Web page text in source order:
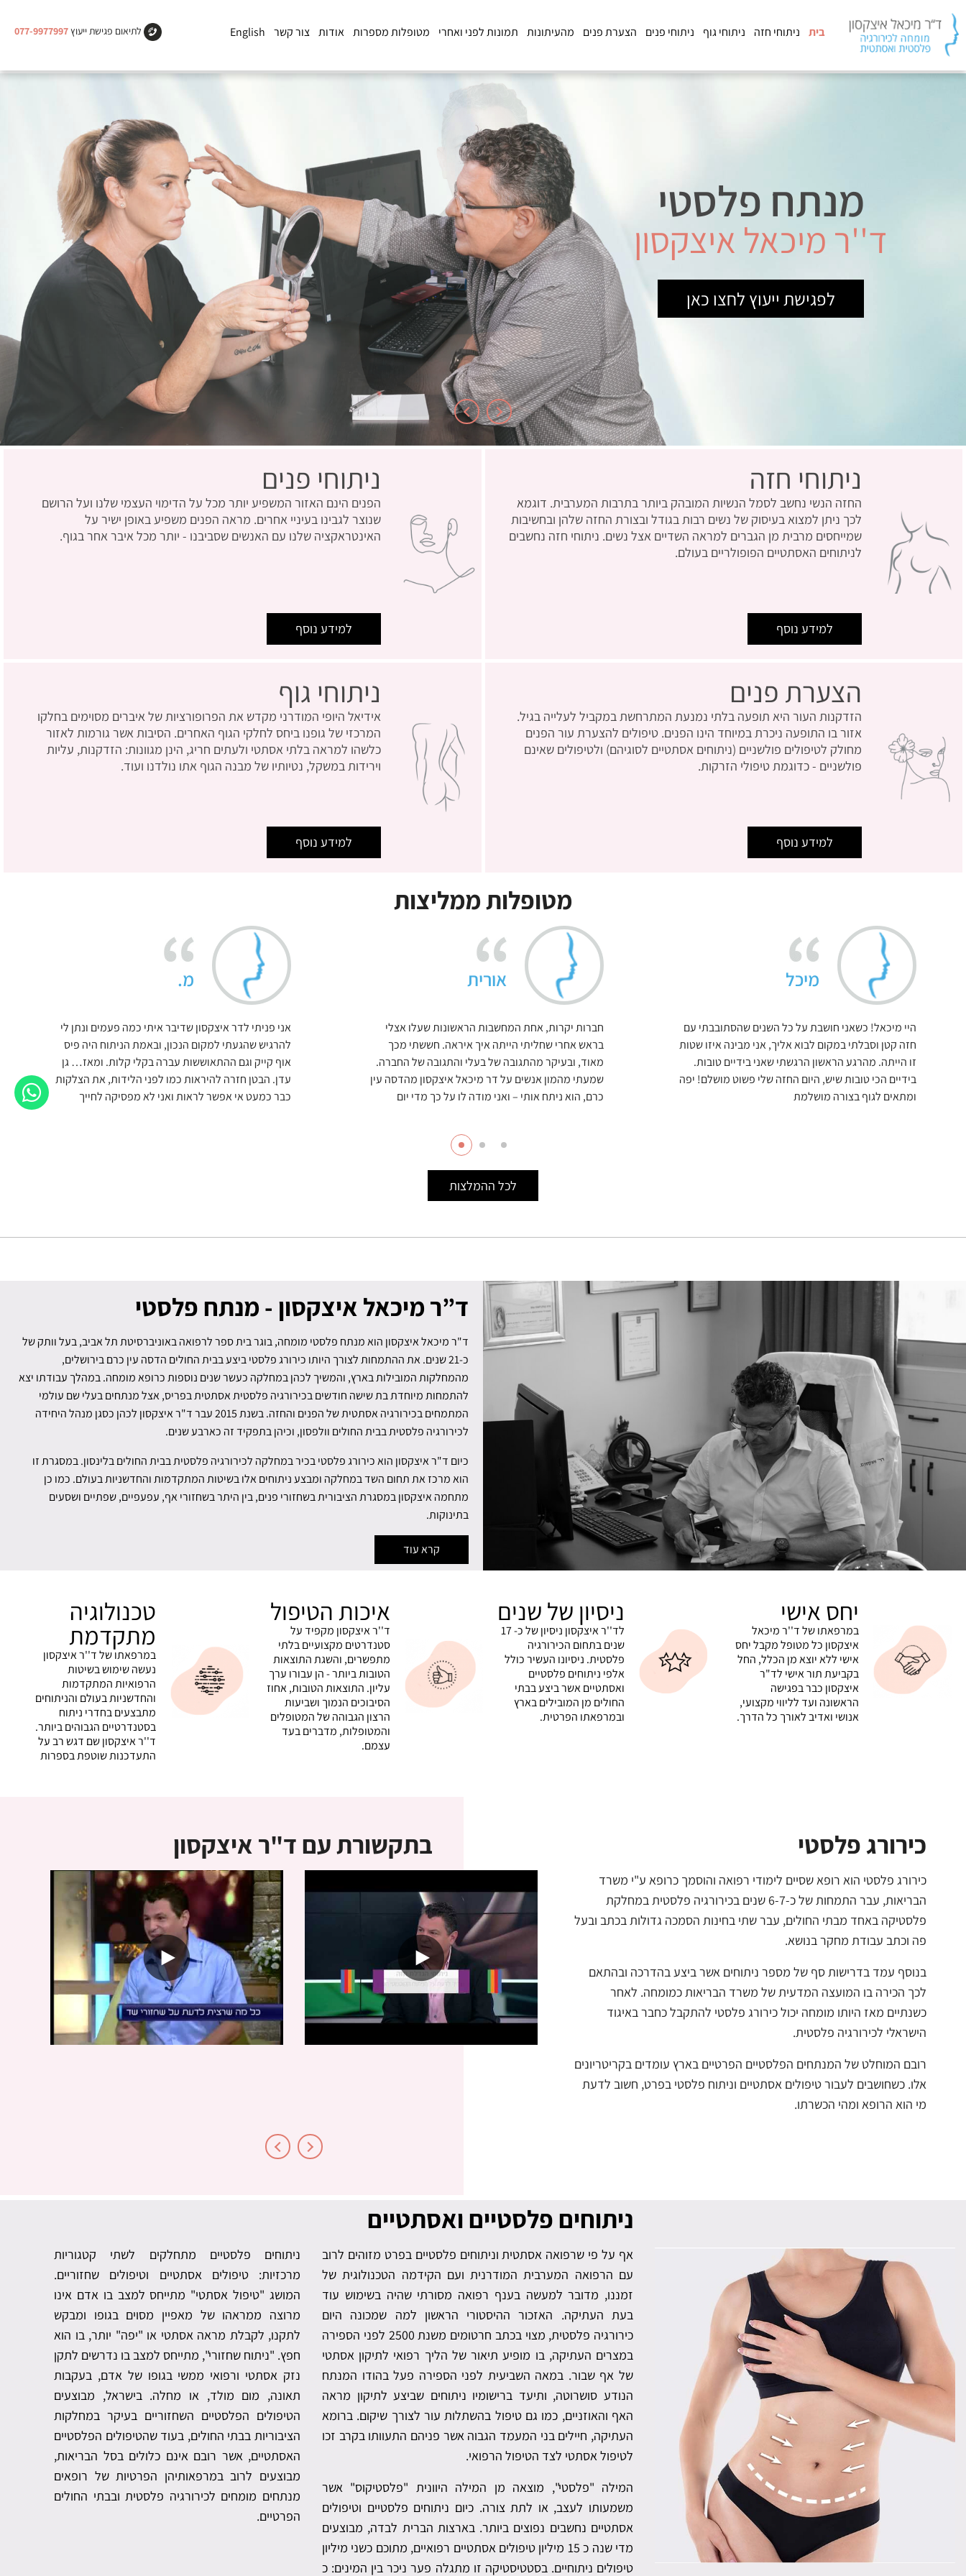
בית ניתוחי חזה ניתוחי גוף ניתוחי פנים הצערת פנים מהעיתונות תמונות לפני ואחרי מטופלות מספרות אודות צור קשר English לתיאום פגישת ייעוץ077-9977997
מנתח פלסטי
ד''ר מיכאל איצקסון
לפגישת ייעוץ לחצו כאן
ניתוחי חזה
החזה הנשי נחשב לסמל הנשיות המובהק ביותר בתרבות המערבית. דוגמא
לכך ניתן למצוא בעיסוק של נשים רבות בגודל ובצורת החזה שלהן ובחשיבות
שמייחסים מרבית מן הגברים למראה השדיים אצל נשים. ניתוחי חזה נחשבים
לניתוחים האסתטיים הפופולריים בעולם.
למידע נוסף
ניתוחי פנים
הפנים הינם האזור המשפיע יותר מכל על הדימוי העצמי שלנו ועל הרושם
שנוצר לגבינו בעיניי אחרים. מראה הפנים משפיע באופן ישיר על
האינטראקציה שלנו עם האנשים שסביבנו - יותר מכל איבר אחר בגוף.
למידע נוסף
הצערת פנים
הזדקנות העור היא תופעה בלתי נמנעת המתרחשת במקביל לעלייה בגיל.
אזור בו התופעה ניכרת במיוחד הינו הפנים. טיפולים להצערת עור הפנים
מחולק לטיפולים פולשניים (ניתוחים אסתטיים לסוגיהם) ולטיפולים שאינם
פולשניים - כדוגמת טיפולי הזרקות.
למידע נוסף
ניתוחי גוף
אידיאל היופי המודרני מקדש את הפרופורציות של איברים מסוימים בחלקו
המרכזי של גופנו ביחס לחלקי הגוף האחרים. הסיבות אשר גורמות לאזור
כלשהו למראה בלתי אסתטי ולעתים חריג, הינן מגוונות: הזדקנות, עליות
וירידות במשקל, נטיותיו של מבנה הגוף אתו נולדנו ועוד.
למידע נוסף
מטופלות ממליצות
מ.
אני פניתי לדר איצקסון שדיבר איתי כמה פעמים ונתן לי
להרגיש שהגעתי למקום הנכון, ובאמת הניתוח היה פיס
אוף קייק וגם ההתאוששות עברה בקלי קלות. ומאז… גן
עדן. הבטן חזרה להיראות כמו לפני הלידות, את הצלקות
כבר כמעט אי אפשר לראות ואני לא מפסיקה לחייך
אורית
חברות יקרות, אחת המחשבות הראשונות שעלו אצלי
בראש אחרי שחליתי הייתה איך איראה. חששתי מכך
מאוד, ובעיקר מהתגובה של בעלי והתגובה של החברה.
שמעתי מהמון אנשים על דר מיכאל איצקסון מהדסה עין
כרם, הוא ניתח אותי – ואני מודה לו על כך מדי יום
מיכל
היי מיכאל! כשאני חושבת על כל השנים שהסתובבתי עם
חזה קטן וסבלתי במקום לבוא אליך, אני מבינה איזו שטות
זו הייתה. מהרגע הראשון הרגשתי שאני בידיים טובות.
בידיים הכי טובות שיש, היום החזה שלי פשוט מושלם! יפה
ומתאים לגוף בצורה מושלמת
לכל ההמלצות
ד”ר מיכאל איצקסון - מנתח פלסטי
ד"ר מיכאל איצקסון הוא מנתח פלסטי מומחה, בוגר בית ספר לרפואה באוניברסיטת תל אביב, בעל וותק של
כ-21 שנים. את ההתמחות לצורך היותו כירורג פלסטי ביצע בבית החולים הדסה עין כרם בירושלים,
מהמחלקות המובילות בארץ, והמשיך לכהן במחלקה כעשר שנים נוספות כרופא מומחה. במהלך עבודתו יצא
להתמחות מיוחדת בת שישה חודשים בכירורגיה פלסטית אסתטית בפריס, אצל מנתחים בעלי שם עולמי
המתמחים בכירורגיה אסתטית של הפנים והחזה. בשנת 2015 עבר ד"ר איצקסון לכהן כסגן מנהל היחידה
לכירורגיה פלסטית בבית החולים וולפסון, וכיהן בתפקיד זה כארבע שנים.
כיום ד"ר איצקסון הוא כירורג פלסטי בכיר במחלקה לכירורגיה פלסטית בבית החולים בלינסון. במסגרת זו
הוא מרכז את תחום השד במחלקה ומבצע ניתוחים אלו בשיטות המתקדמות והחדשניות בעולם. כמו כן
מתחמה איצקסון במסגרת הציבורית בשחזורי פנים, בין היתר בשחזורי אף, עפעפיים, שפתיים ושסעים
בתינוקות.
קרא עוד
יחס אישי
במרפאתו של ד''ר מיכאל
איצקסון כל מטופל מקבל יחס
אישי ללא יוצא מן הכלל, החל
בקביעת תור אישי לד"ר
איצקסון כבר בפגישה
הראשונה ועד לליווי מקצועי,
אנושי ואדיב לאורך כל הדרך.
ניסיון של שנים
לד''ר איצקסון ניסיון של כ- 17
שנים בתחום הכירורגיה
פלסטית. ניסיונו העשיר כולל
אלפי ניתוחים פלסטיים
ואסתטיים אשר ביצע בבתי
החולים מן המובילים בארץ
ובמרפאתו הפרטית.
איכות הטיפול
ד''ר איצקסון מקפיד על
סטנדרטים מקצועיים בלתי
מתפשרים, והשגת התוצאות
הטובות ביותר - הן עבורו ערך
עליון. התוצאות הטובות, אחוז
הסיבוכים הנמוך ושביעות
הרצון הגבוהה של המטופלים
והמטופלות, מדברים בעד
עצמם.
טכנולוגיה
מתקדמת
במרפאתו של ד''ר איצקסון
נעשה שימוש בשיטות
הרפואיות המתקדמות
והחדשניות בעולם והניתוחים
מתבצעים בחדרי ניתוח
בסטנדרטיים הגבוהים ביותר.
ד''ר איצקסון שם דגש רב על
התעדכנות שוטפת בספרות
כירורג פלסטי
כירורג פלסטי הוא רופא שסיים לימודי רפואה והוסמך כרופא ע"י משרד
הבריאות, עבר התמחות של כ-6-7 שנים בכירורגיה פלסטית במחלקת
פלסטיקה באחד מבתי החולים, עבר שתי בחינות הסמכה גדולות בכתב ובעל
פה וכתב עבודת מחקר בנושא.
בנוסף עמד בדרישות סף של מספר ניתוחים אשר ביצע בהדרכה ובהתאם
לכך הכירה בו המועצה המדעית של משרד הבריאות כמומחה. לאחר
כשנתיים מאז היותו מומחה יכול כירורג פלסטי להתקבל כחבר באיגוד
הישראלי לכירורגיה פלסטית.
רובם המוחלט של המנתחים הפלסטיים הפרטיים בארץ עומדים בקריטריונים
אלו. כשחושבים לעבור טיפולים אסתטיים וניתוח פלסטי בפרט, חשוב לדעת
מי הוא הרופא ומהי הכשרתו.
בתקשורת עם ד"ר איצקסון
ניתוחים פלסטיים ואסתטיים
אף על פי שרפואה אסתטית וניתוחים פלסטיים בפרט מזוהים לרוב
עם הרפואה המערבית המודרנית ועם הקידמה הטכנולוגית של
זמננו, מדובר למעשה בענף רפואה מסורתי שהיה בשימוש עוד
בעת העתיקה. האזכור ההיסטורי הראשון למה שמכונה היום
כירורגיה פלסטית, מצוי בכתב חרטומים משנת 2500 לפני הספירה
במצרים העתיקה, בו מופיע תיאור של הליך רפואי לתיקון אסתטי
של אף שבור. במאה השביעית לפני הספירה פעל בהודו המנתח
הנודע סושרוטה, ותיעד ברישומיו ניתוחים שביצע לתיקון מראה
האף והאוזניים, כמו גם טיפול בהשתלות עור לצורך שיקום. ברומא
העתיקה, חיילים בני המעמד הגבוה אשר פניהם התעוותו בקרב זכו
לטיפול אסתטי לצד הטיפול הרפואי.
המילה "פלסטי", מוצאה מן המילה היוונית "פלסטיקוס" אשר
משמעותו לעצב, או לתת צורה. כיום ניתוחים פלסטיים וטיפולים
אסתטיים נחשבים נפוצים ביותר. בארצות הברית לבדה, מבוצעים
מדי שנה כ 15 מיליון טיפולים אסתטיים רפואיים, מתוכם כשני מיליון
טיפולים ניתוחיים. בסטטיסטיקה זו מתגלה פער ניכר בין המינים: כ
ניתוחים פלסטיים מתחלקים לשתי קטגוריות
מרכזיות: טיפולים אסתטיים וטיפולים שחזוריים.
המושג "טיפול אסתטי" מתייחס למצב בו אדם אינו
מרוצה ממראהו של מאפיין מסוים בגופו ומבקש
לתקנו, לקבלת מראה אסתטי או "יפה" יותר, בו הוא
חפץ. "ניתוח שחזורי", מתייחס למצב בו נדרשים לתקן
נזק אסתטי ורפואי ממשי בגופו של אדם, בעקבות
תאונה, מום מולד, או מחלה. בישראל, מבוצעים
הטיפולים הפלסטיים השחזוריים בעיקר במחלקות
הציבוריות בבתי החולים, בעוד שהטיפולים הפלסטיים
האסתטיים, אשר רובם אינם כלולים בסל הבריאות,
מבוצעים לרוב במרפאותיהן הפרטיות של רופאים
מנתחים מומחים לכירורגיה פלסטית ובבתי החולים
הפרטיים.